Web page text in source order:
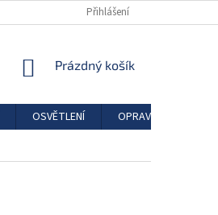
Přihlášení
NÁKUPNÍ
Prázdný košík
OSVĚTLENÍ
OPRAVÁRENSKÉ